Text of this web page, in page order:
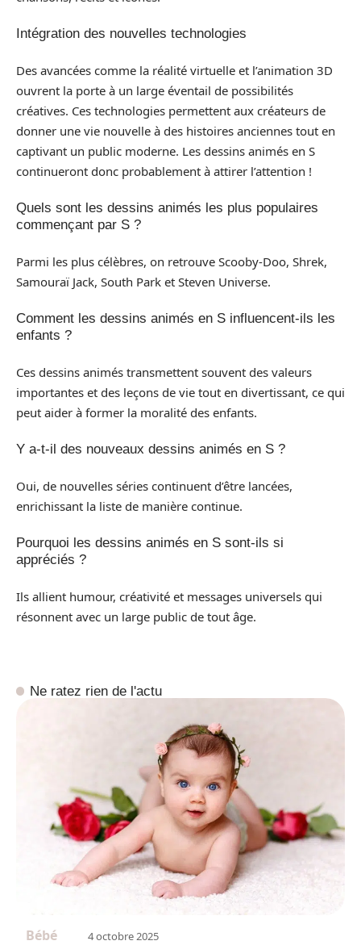
Intégration des nouvelles technologies
Des avancées comme la réalité virtuelle et l’animation 3D
ouvrent la porte à un large éventail de possibilités
créatives. Ces technologies permettent aux créateurs de
donner une vie nouvelle à des histoires anciennes tout en
captivant un public moderne. Les dessins animés en S
continueront donc probablement à attirer l’attention !
Quels sont les dessins animés les plus populaires
commençant par S ?
Parmi les plus célèbres, on retrouve Scooby-Doo, Shrek,
Samouraï Jack, South Park et Steven Universe.
Comment les dessins animés en S influencent-ils les
enfants ?
Ces dessins animés transmettent souvent des valeurs
importantes et des leçons de vie tout en divertissant, ce qui
peut aider à former la moralité des enfants.
Y a-t-il des nouveaux dessins animés en S ?
Oui, de nouvelles séries continuent d’être lancées,
enrichissant la liste de manière continue.
Pourquoi les dessins animés en S sont-ils si
appréciés ?
Ils allient humour, créativité et messages universels qui
résonnent avec un large public de tout âge.
Ne ratez rien de l'actu
Bébé 4 octobre 2025